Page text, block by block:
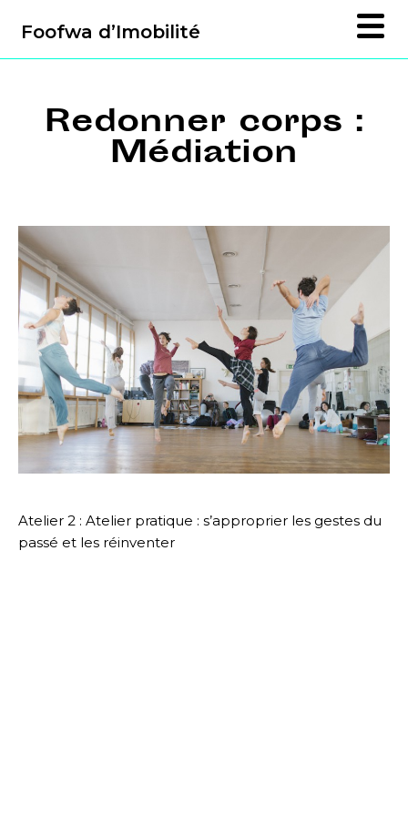
Foofwa d’Imobilité
Redonner corps :
Médiation
Atelier 2 : Atelier pratique : s’approprier les gestes du
passé et les réinventer